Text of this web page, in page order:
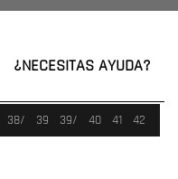
¿NECESITAS AYUDA?
38/ 39 39/ 40 41 42